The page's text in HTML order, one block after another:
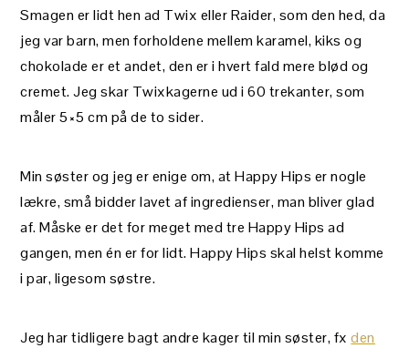
Smagen er lidt hen ad Twix eller Raider, som den hed, da
jeg var barn, men forholdene mellem karamel, kiks og
chokolade er et andet, den er i hvert fald mere blød og
cremet. Jeg skar Twixkagerne ud i 60 trekanter, som
måler 5×5 cm på de to sider.
Min søster og jeg er enige om, at Happy Hips er nogle
lækre, små bidder lavet af ingredienser, man bliver glad
af. Måske er det for meget med tre Happy Hips ad
gangen, men én er for lidt. Happy Hips skal helst komme
i par, ligesom søstre.
Jeg har tidligere bagt andre kager til min søster, fxden